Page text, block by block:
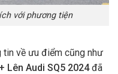
với phương tiện
về ưu điểm cũng như
Lên Audi SQ5 2024đã